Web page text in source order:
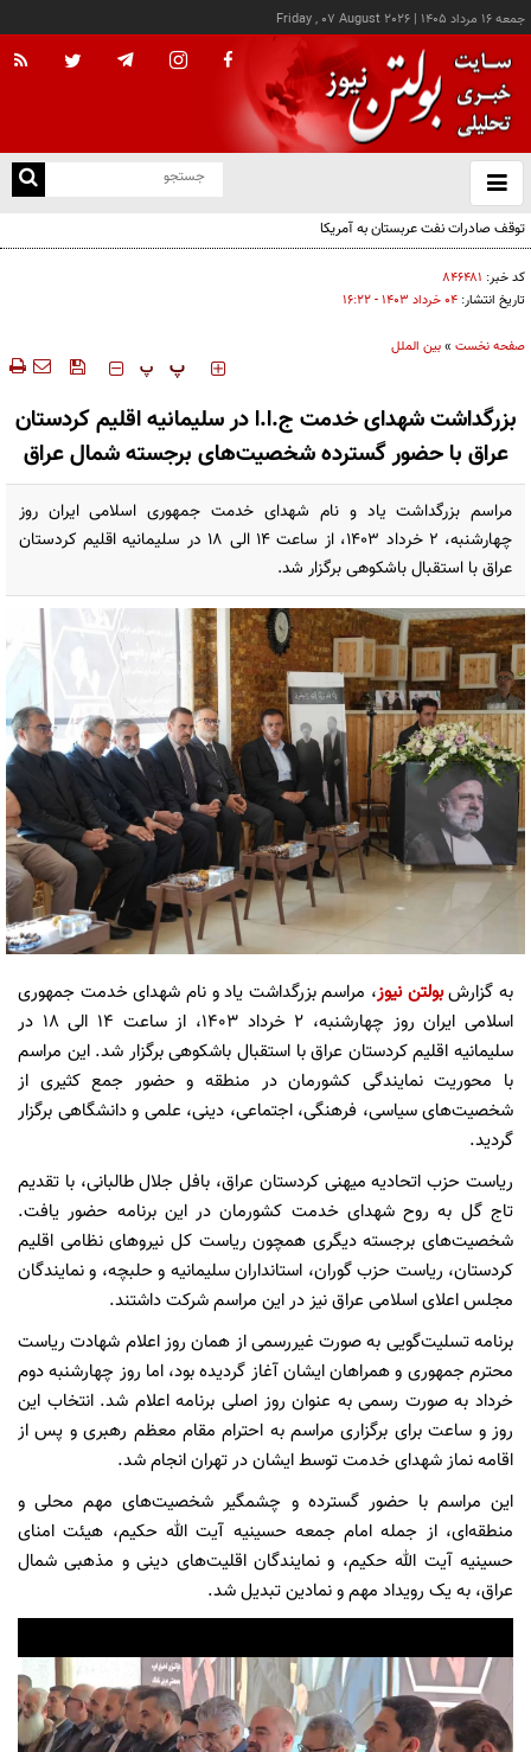
جمعه ۱۶ مرداد ۱۴۰۵ |
Friday , 07 August 2026
باز
و
ترامپ از افشای کمبود مهمات آمریکا خشمگین است
کد خبر: ۸۴۶۴۸۱
تاریخ انتشار: ۰۴ خرداد ۱۴۰۳ - ۱۶:۲۲
صفحه نخست »بین الملل
‍‍‍ پ پ
بزرگداشت شهدای خدمت ج.ا.ا در سلیمانیه اقلیم کردستان
عراق با حضور گسترده شخصیت‌های برجسته شمال عراق
مراسم بزرگداشت یاد و نام شهدای خدمت جمهوری اسلامی ایران روز
چهارشنبه، 2 خرداد 1403، از ساعت 14 الی 18 در سلیمانیه اقلیم کردستان
عراق با استقبال باشکوهی برگزار شد.
به گزارشبولتن نیوز، مراسم بزرگداشت یاد و نام شهدای خدمت جمهوری
اسلامی ایران روز چهارشنبه، 2 خرداد 1403، از ساعت 14 الی 18 در
سلیمانیه اقلیم کردستان عراق با استقبال باشکوهی برگزار شد. این مراسم
با محوریت نمایندگی کشورمان در منطقه و حضور جمع کثیری از
شخصیت‌های سیاسی، فرهنگی، اجتماعی، دینی، علمی و دانشگاهی برگزار
گردید.
ریاست حزب اتحادیه میهنی کردستان عراق، بافل جلال طالبانی، با تقدیم
تاج گل به روح شهدای خدمت کشورمان در این برنامه حضور یافت.
شخصیت‌های برجسته دیگری همچون ریاست کل نیروهای نظامی اقلیم
کردستان، ریاست حزب گوران، استانداران سلیمانیه و حلبچه، و نمایندگان
مجلس اعلای اسلامی عراق نیز در این مراسم شرکت داشتند.
برنامه تسلیت‌گویی به صورت غیررسمی از همان روز اعلام شهادت ریاست
محترم جمهوری و همراهان ایشان آغاز گردیده بود، اما روز چهارشنبه دوم
خرداد به صورت رسمی به عنوان روز اصلی برنامه اعلام شد. انتخاب این
روز و ساعت برای برگزاری مراسم به احترام مقام معظم رهبری و پس از
اقامه نماز شهدای خدمت توسط ایشان در تهران انجام شد.
این مراسم با حضور گسترده و چشمگیر شخصیت‌های مهم محلی و
منطقه‌ای، از جمله امام جمعه حسینیه آیت الله حکیم، هیئت امنای
حسینیه آیت الله حکیم، و نمایندگان اقلیت‌های دینی و مذهبی شمال
عراق، به یک رویداد مهم و نمادین تبدیل شد.